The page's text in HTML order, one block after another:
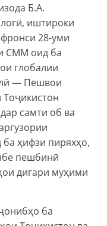
Б.А.
иштироки
28-уми
СММ оид ба
глобалии
— Пешвои
самти об ва
ҳифзи пиряхҳо,
пешбинӣ
дигари муҳими
ба